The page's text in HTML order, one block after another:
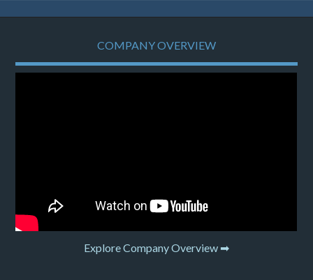
COMPANY OVERVIEW
Explore Company Overview ➡